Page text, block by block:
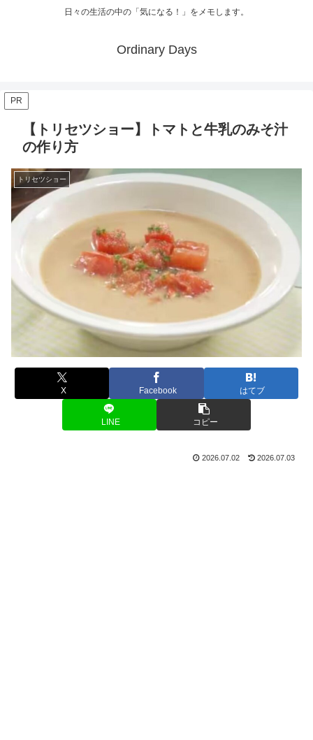
日々の生活の中の「気になる！」をメモします。
Ordinary Days
PR
【トリセツショー】トマトと牛乳のみそ汁
の作り方
トリセツショー
X Facebook はてブ
LINE コピー
2026.07.02 2026.07.03